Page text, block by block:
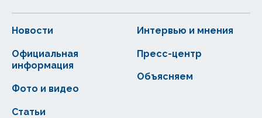
Новости
Статьи
Официальная
информация
Интервью и мнения
Фото и видео
Пресс-центр
Объясняем